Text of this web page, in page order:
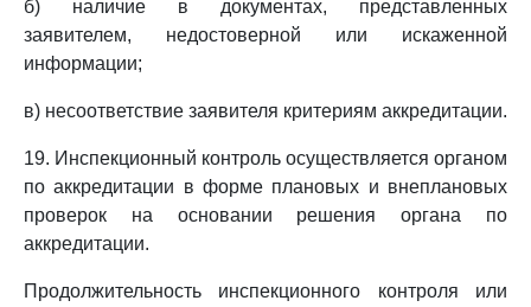
б) наличие в документах, представленных
заявителем, недостоверной или искаженной
информации;
в) несоответствие заявителя критериям аккредитации.
19. Инспекционный контроль осуществляется органом
по аккредитации в форме плановых и внеплановых
проверок на основании решения органа по
аккредитации.
Продолжительность инспекционного контроля или